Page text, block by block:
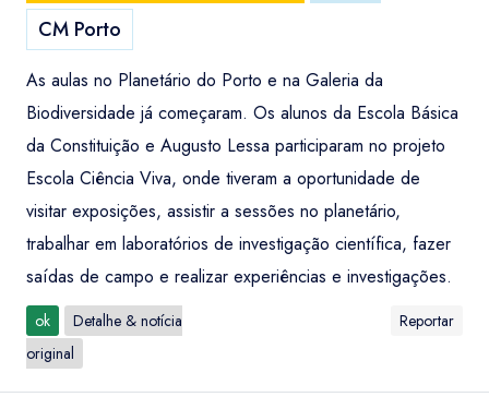
CM Porto
As aulas no Planetário do Porto e na Galeria da
Biodiversidade já começaram. Os alunos da Escola Básica
da Constituição e Augusto Lessa participaram no projeto
Escola Ciência Viva, onde tiveram a oportunidade de
visitar exposições, assistir a sessões no planetário,
trabalhar em laboratórios de investigação científica, fazer
saídas de campo e realizar experiências e investigações.
ok
Detalhe & notícia
original
Reportar